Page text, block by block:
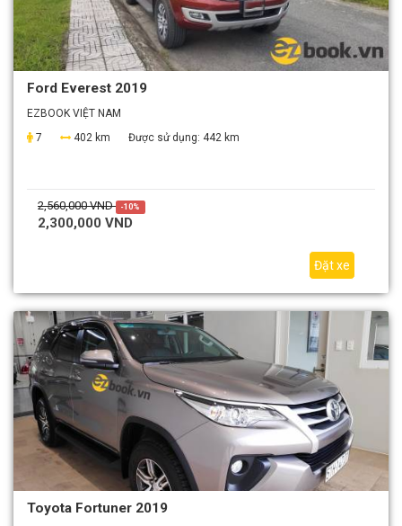
Ford Everest 2019
EZBOOK VIỆT NAM
7
402 km Được sử dụng: 442 km
2,560,000 VND -10%
2,300,000 VND
Đặt xe
Toyota Fortuner 2019